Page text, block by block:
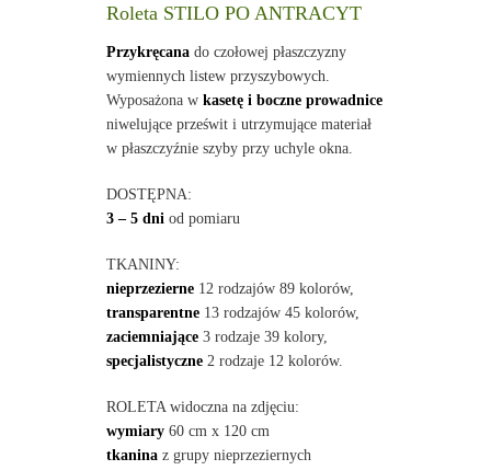
Roleta STILO PO ANTRACYT
Przykręcanado czołowej płaszczyzny
wymiennych listew przyszybowych.
Wyposażona w kasetę i boczne prowadnice
niwelujące prześwit i utrzymujące materiał
w płaszczyźnie szyby przy uchyle okna.
DOSTĘPNA:
3 – 5 dni od pomiaru
TKANINY:
nieprzezierne12 rodzajów 89 kolorów,
transparentne13 rodzajów 45 kolorów,
zaciemniające3 rodzaje 39 kolory,
specjalistyczne2 rodzaje 12 kolorów.
ROLETA widoczna na zdjęciu:
wymiary60 cm x 120 cm
tkaninaz grupy nieprzeziernych